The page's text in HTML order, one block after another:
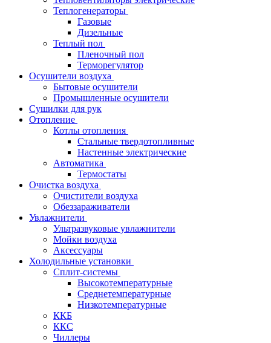
Теплогенераторы
Газовые
Дизельные
Теплый пол
Пленочный пол
Терморегулятор
Осушители воздуха
Бытовые осушители
Промышленные осушители
Сушилки для рук
Отопление
Котлы отопления
Стальные твердотопливные
Настенные электрические
Автоматика
Термостаты
Очистка воздуха
Очистители воздуха
Обеззараживатели
Увлажнители
Ультразвуковые увлажнители
Мойки воздуха
Аксессуары
Холодильные установки
Сплит-системы
Высокотемпературные
Среднетемпературные
Низкотемпературные
ККБ
ККС
Чиллеры